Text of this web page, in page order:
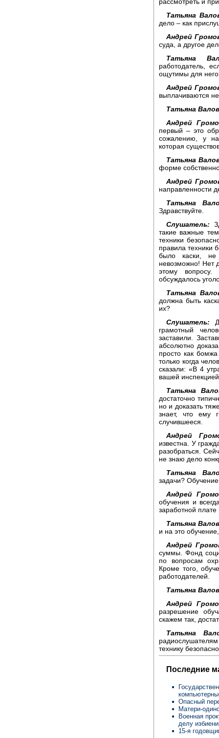
Татьяна
дело – как
Андрей
суда, а другое
Татьяна
работодатель,
ощутимы для
Андрей
выплачиваются
Татьяна
Андрей
первый – это
сожалению, у
которая
Татьяна
форме
Андрей
направленности
Татьяна
Здравствуйте.
Слушатель:
такие важные
техники
правила техники
было каски, не
невозможно! Нет
этому
обсуждалось
Татьяна
должна быть
их?
Слушатель:
грамотный
заставили.
абсолютно
просто как
только когда
сказали: «В 4
вашей
Татьяна
достаточно
но и доказать
знает, что ему
случившееся.
Андрей
известна. У
разобраться.
не знаю дело
Татьяна
задачи? Обучение
Андрей
обучения и
заработной
Татьяна
и на это
Андрей
суммы. Фонд
по вопросам
Кроме того,
работодателей.
Татьяна
Андрей
разрешение
скажем так,
Татьяна
технику
Последние
Опасный
Матери-
Военная
делу
15-я